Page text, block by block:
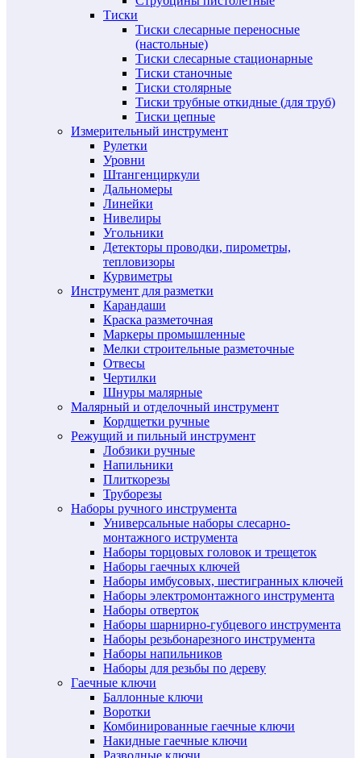
Тиски
Тиски слесарные переносные
(настольные)
Тиски слесарные стационарные
Тиски станочные
Тиски столярные
Тиски трубные откидные (для труб)
Тиски цепные
Измерительный инструмент
Рулетки
Уровни
Штангенциркули
Дальномеры
Линейки
Нивелиры
Угольники
Детекторы проводки, пирометры,
тепловизоры
Курвиметры
Инструмент для разметки
Карандаши
Краска разметочная
Маркеры промышленные
Мелки строительные разметочные
Отвесы
Чертилки
Шнуры малярные
Малярный и отделочный инструмент
Кордщетки ручные
Режущий и пильный инструмент
Лобзики ручные
Напильники
Плиткорезы
Труборезы
Наборы ручного инструмента
Универсальные наборы слесарно-
монтажного иструмента
Наборы торцовых головок и трещеток
Наборы гаечных ключей
Наборы имбусовых, шестигранных ключей
Наборы электромонтажного инструмента
Наборы отверток
Наборы шарнирно-губцевого инструмента
Наборы резьбонарезного инструмента
Наборы напильников
Наборы для резьбы по дереву
Гаечные ключи
Баллонные ключи
Воротки
Комбинированные гаечные ключи
Накидные гаечные ключи
Разводные ключи